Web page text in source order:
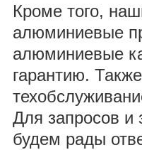
Кроме того,
алюминиевые
алюминиевые
гарантию.
Для запросов и
будем рады